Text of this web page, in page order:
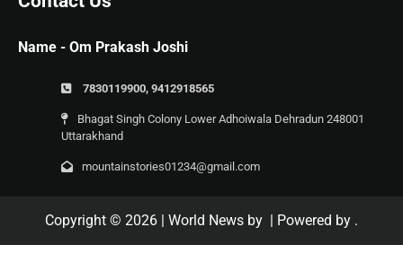
Name - Om Prakash Joshi
7830119900, 9412918565
Bhagat Singh Colony Lower Adhoiwala Dehradun 248001
Uttarakhand
mountainstories01234@gmail.com
Copyright © 2026 | World News by | Powered by .